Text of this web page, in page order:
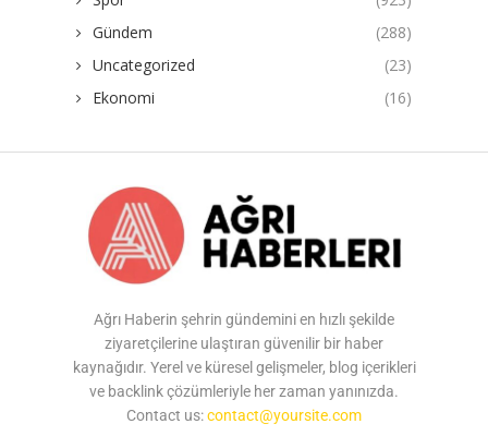
Gündem
(288)
Uncategorized
(23)
Ekonomi
(16)
Ağrı Haberin şehrin gündemini en hızlı şekilde
ziyaretçilerine ulaştıran güvenilir bir haber
kaynağıdır. Yerel ve küresel gelişmeler, blog içerikleri
ve backlink çözümleriyle her zaman yanınızda.
Contact us:contact@yoursite.com